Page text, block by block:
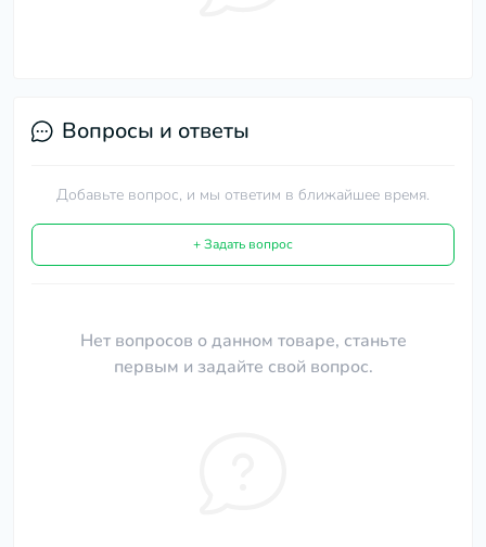
Вопросы и ответы
Добавьте вопрос, и мы ответим в ближайшее время.
+ Задать вопрос
Нет вопросов о данном товаре, станьте
первым и задайте свой вопрос.